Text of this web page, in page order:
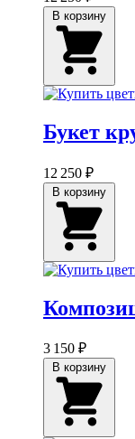
Букет
12 250 ₽
3 150 ₽